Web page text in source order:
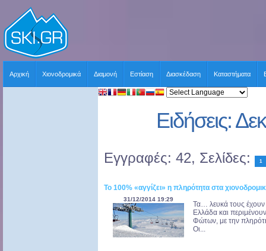
Αρχική Χιονοδρομικά Διαμονή Εστίαση Διασκέδαση Καταστήματα
Ειδήσεις:
Εγγραφές: 42, Σελίδες: 1
Το 100% «αγγίζει» η πληρότητα στα
31/12/2014 19:29
Τα… λευκά τους έχουν
Ελλάδα και
Φώτων, με την
Οι...